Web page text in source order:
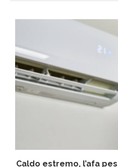
Caldo estremo, l’afa